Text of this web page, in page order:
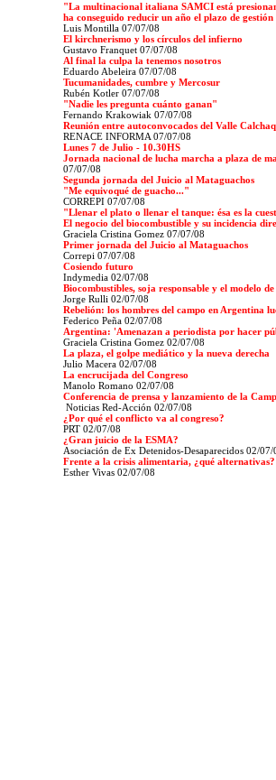
"La multinacional italiana SAMCI está
ha conseguido reducir un año el plazo de
Luis Montilla 07/07/08
El kirchnerismo y los círculos del infierno
Gustavo Franquet 07/07/08
Al final la culpa la tenemos nosotros
Eduardo Abeleira 07/07/08
Tucumanidades, cumbre y Mercosur
Rubén Kotler 07/07/08
"Nadie les pregunta cuánto ganan"
Fernando Krakowiak 07/07/08
Reunión entre autoconvocados del Valle
RENACE INFORMA 07/07/08
Lunes 7 de Julio - 10.30HS
Jornada nacional de lucha marcha a plaza de
07/07/08
Segunda jornada del Juicio al Mataguachos
"Me equivoqué de guacho..."
CORREPI 07/07/08
"Llenar el plato o llenar el tanque: ésa es la
El negocio del biocombustible y su incidencia
Graciela Cristina Gomez 07/07/08
Primer jornada del Juicio al Mataguachos
Correpi 07/07/08
Cosiendo futuro
Indymedia 02/07/08
Biocombustibles, soja responsable y el modelo
Jorge Rulli 02/07/08
Rebelión: los hombres del campo en Argentina
Federico Peña 02/07/08
Argentina: 'Amenazan a periodista por hacer
Graciela Cristina Gomez 02/07/08
La plaza, el golpe mediático y la nueva derecha
Julio Macera 02/07/08
La encrucijada del Congreso
Manolo Romano 02/07/08
Conferencia de prensa y lanzamiento de la
Noticias Red-Acción 02/07/08
¿Por qué el conflicto va al congreso?
PRT 02/07/08
¿Gran juicio de la ESMA?
Asociación de Ex Detenidos-Desaparecidos 02/07/
Frente a la crisis alimentaria, ¿qué alternativas?
Esther Vivas 02/07/08